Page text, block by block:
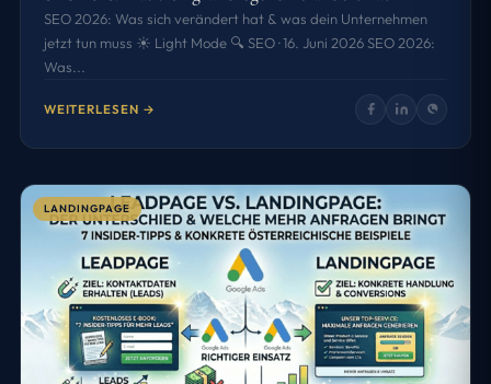
SEO 2026: Was sich verändert hat & was dein Unternehmen
jetzt tun muss ☀️ Light Mode 🔍 SEO · 16. Juni 2026 SEO 2026:
Was...
WEITERLESEN →
LANDINGPAGE